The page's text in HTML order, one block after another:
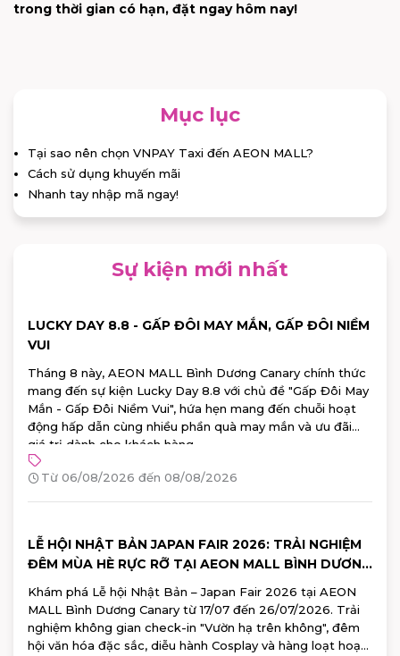
trong thời gian có hạn, đặt ngay hôm nay!
Mục lục
Tại sao nên chọn VNPAY Taxi đến AEON MALL?
Cách sử dụng khuyến mãi
Nhanh tay nhập mã ngay!
Sự kiện mới nhất
LUCKY DAY 8.8 - GẤP ĐÔI MAY MẮN, GẤP ĐÔI NIỀM
VUI
Tháng 8 này, AEON MALL Bình Dương Canary chính thức
mang đến sự kiện Lucky Day 8.8 với chủ đề "Gấp Đôi May
Mắn - Gấp Đôi Niềm Vui", hứa hẹn mang đến chuỗi hoạt
động hấp dẫn cùng nhiều phần quà may mắn và ưu đãi
giá trị dành cho khách hàng.
Từ 06/08/2026 đến 08/08/2026
LỄ HỘI NHẬT BẢN JAPAN FAIR 2026: TRẢI NGHIỆM
ĐÊM MÙA HÈ RỰC RỠ TẠI AEON MALL BÌNH DƯƠNG
Khám phá Lễ hội Nhật Bản – Japan Fair 2026 tại AEON
MALL Bình Dương Canary từ 17/07 đến 26/07/2026. Trải
nghiệm không gian check-in "Vườn hạ trên không", đêm
hội văn hóa đặc sắc, diễu hành Cosplay và hàng loạt hoạt